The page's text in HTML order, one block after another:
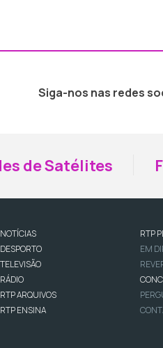
Siga-nos nas redes
de Satélites
NOTÍCIAS
DESPORTO
TELEVISÃO
RÁDIO
RTP ARQUIVOS
RTP ENSINA
RTP
EM